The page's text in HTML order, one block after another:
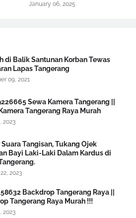
January 06, 2025
di Balik Santunan Korban Tewas
Lapas Tangerang
09, 2021
Sewa Kamera Tangerang ||
Tangerang Raya Murah
2023
Suara Tangisan, Tukang Ojek
Bayi Laki-Laki Dalam Kardus di
2023
Backdrop Tangerang Raya ||
Tangerang Raya Murah !!!
2023